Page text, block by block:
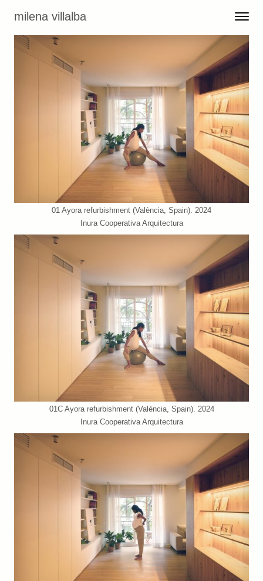
milena villalba Toggle
Menu
01 Ayora refurbishment (València, Spain). 2024
Inura Cooperativa Arquitectura
01C Ayora refurbishment (València, Spain). 2024
Inura Cooperativa Arquitectura